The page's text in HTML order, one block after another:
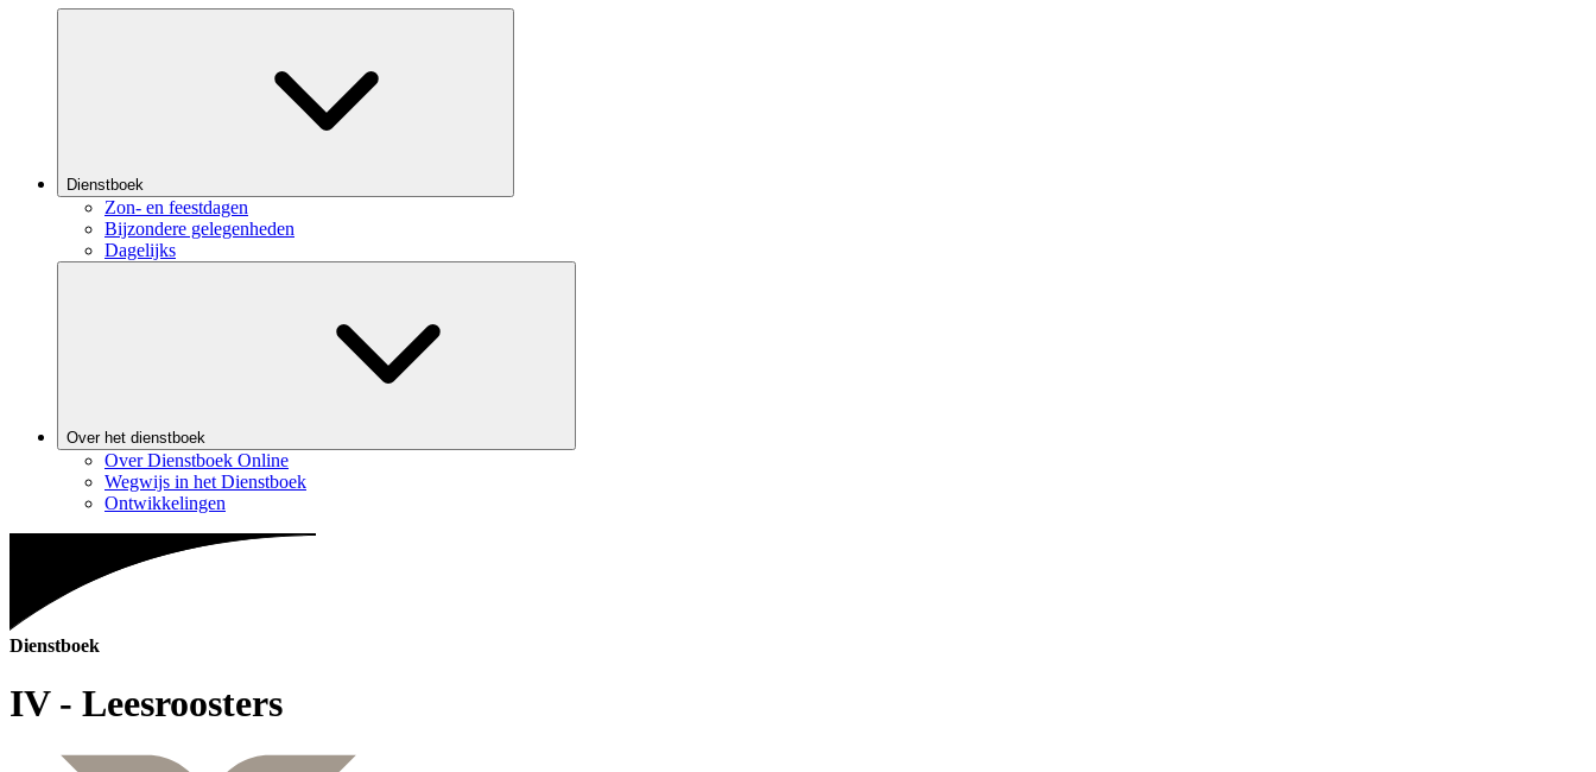
Dienstboek
Zon- en feestdagen
Bijzondere gelegenheden
Dagelijks
Over het dienstboek
Over Dienstboek Online
Wegwijs in het Dienstboek
Ontwikkelingen
Dienstboek
IV - Leesroosters